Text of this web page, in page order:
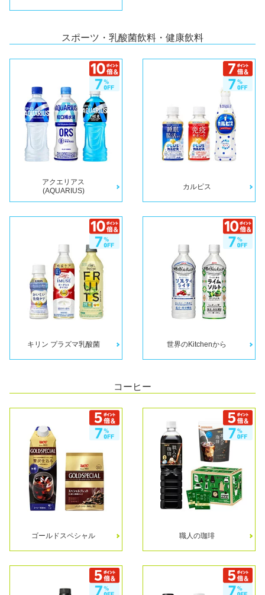
スポーツ・乳酸菌飲料・健康飲料
アクエリアス
(AQUARIUS)
カルピス
キリン プラズマ乳酸菌 世界のKitchenから
コーヒー
ゴールドスペシャル 職人の珈琲